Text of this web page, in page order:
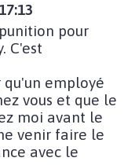
pour
C'est
qu'un employé
vous et que le
moi avant le
venir faire le
avec le